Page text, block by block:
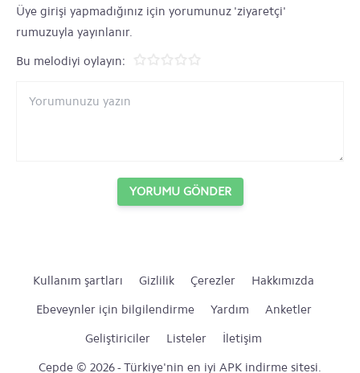
Üye girişi yapmadığınız için yorumunuz 'ziyaretçi'
rumuzuyla yayınlanır.
Bu melodiyi oylayın:
YORUMU GÖNDER
Kullanım şartları Gizlilik Çerezler
Hakkımızda
Ebeveynler için bilgilendirme
Yardım
Anketler
Geliştiriciler
Listeler
İletişim
Cepde © 2026 - Türkiye'nin en iyi APK indirme sitesi.